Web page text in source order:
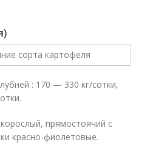
: 170 — 330 кг/сотки,
прямостоячий с
красно-фиолетовые.